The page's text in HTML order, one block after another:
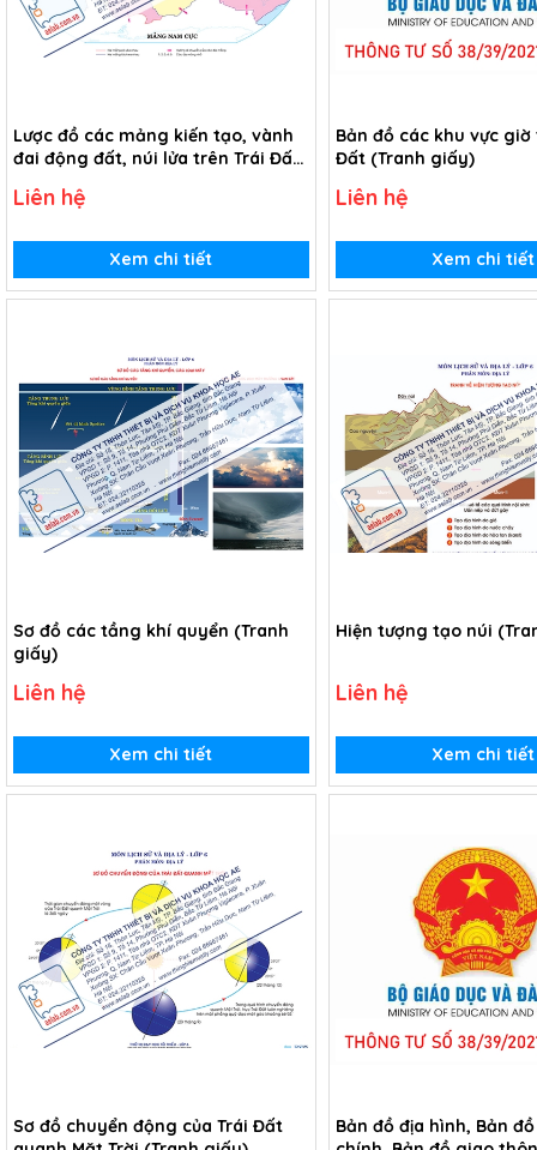
Lược đồ các mảng kiến tạo, vành
đai động đất, núi lửa trên Trái Đất
Liên hệ
Xem chi tiết
Bản đồ các khu vực giờ
Đất (Tranh giấy)
Liên hệ
Xem chi tiết
Sơ đồ các tầng khí quyển (Tranh
giấy)
Liên hệ
Xem chi tiết
Hiện tượng tạo núi
Liên hệ
Xem chi tiết
Sơ đồ chuyển động của Trái Đất
Bản đồ địa hình, Bản